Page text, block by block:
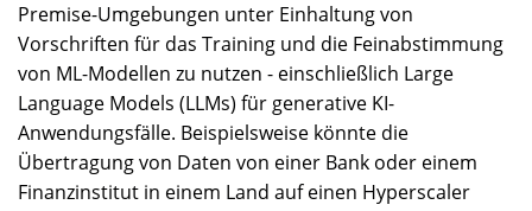
Premise-Umgebungen unter Einhaltung von
Vorschriften für das Training und die Feinabstimmung
von ML-Modellen zu nutzen - einschließlich Large
Language Models (LLMs) für generative KI-
Anwendungsfälle. Beispielsweise könnte die
Übertragung von Daten von einer Bank oder einem
Finanzinstitut in einem Land auf einen Hyperscaler